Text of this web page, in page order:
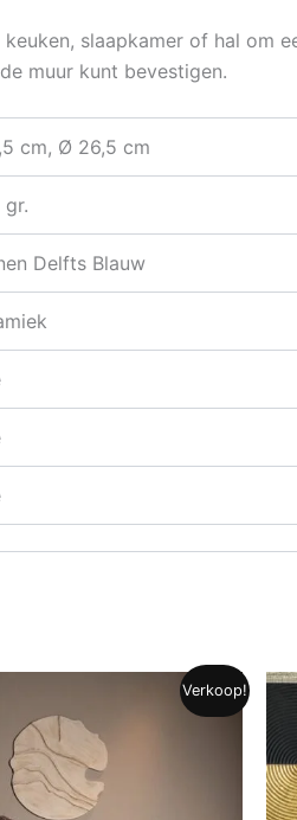
slaapkamer of hal om
muur kunt bevestigen.
cm, Ø 26,5 cm
gr.
Delfts Blauw
Verkoop!